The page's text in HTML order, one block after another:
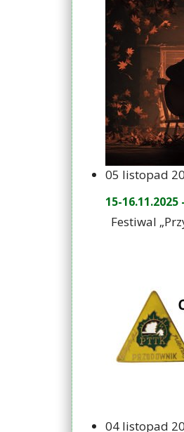
05 listopad
15-